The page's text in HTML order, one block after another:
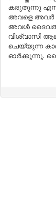
കരുതുന്നു
അവളെ അവർ
അവൾ
വിശ്വാസി
ചെയ്യുന്ന
ഓർക്കുന്നു.